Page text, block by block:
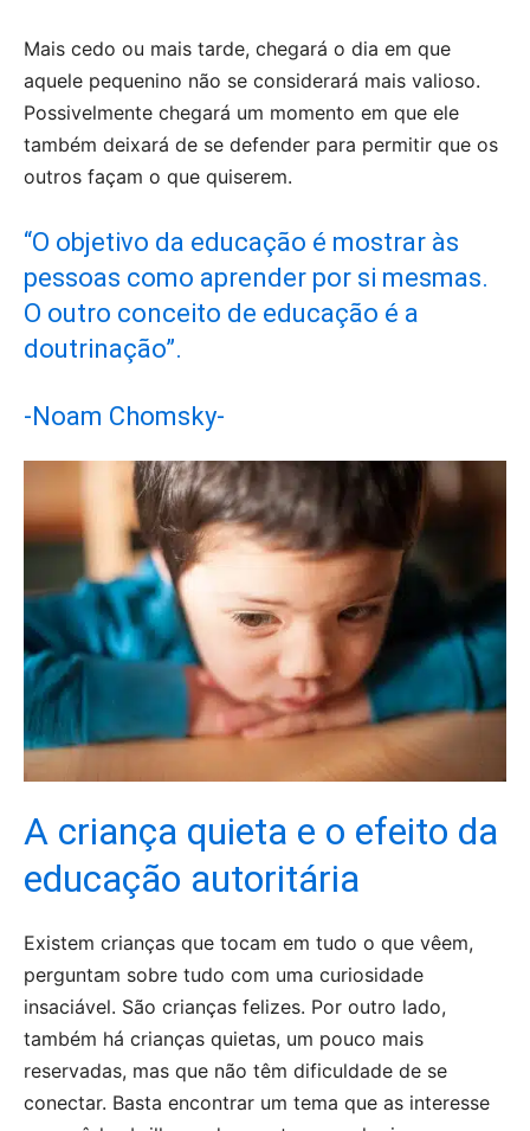
Mais cedo ou mais tarde, chegará o dia em que
aquele pequenino não se considerará mais valioso.
Possivelmente chegará um momento em que ele
também deixará de se defender para permitir que os
outros façam o que quiserem.
“O objetivo da educação é mostrar às
pessoas como aprender por si mesmas.
O outro conceito de educação é a
doutrinação”.
-Noam Chomsky-
A criança quieta e o efeito da
educação autoritária
Existem crianças que tocam em tudo o que vêem,
perguntam sobre tudo com uma curiosidade
insaciável. São crianças felizes. Por outro lado,
também há crianças quietas, um pouco mais
reservadas, mas que não têm dificuldade de se
conectar. Basta encontrar um tema que as interesse